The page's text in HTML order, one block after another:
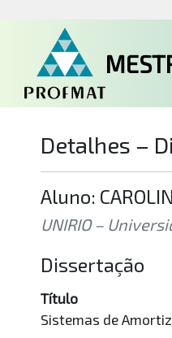
Detalhes –
Aluno:
UNIRIO –
Dissertação
Título
Sistemas de